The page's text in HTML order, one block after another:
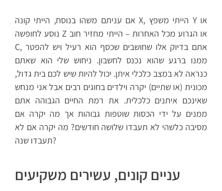
אם עניתם משהו בנוסח, הייתי קונה X, הייתי משפץ Y או
נוסע לחופשה Z או הגרוע מכל האחרות – הייתי מחזיר חוב
C, אתם בדיוק אלו שחושבים שכסף הוא רעיל ויש להפטר
ממנו ברגע שהוא נכנס לחשבון. ניחוש שלי הוא שאתם
כנראה לא במצב כלכלי איתן. יכול להיות שיש לכם בית גדול,
מכונית (או שתיים) יקרה וילדים בחוגים רבים אבל אני מנחש
שאינכם איתנים כלכלית. את רמת החיים הגבוהה אתם
ממנים על ידי הכסות שוטפות גבוהות אך מה יקרה אם
מסיבה כלשהי לא תעבדו שלושה חודשים? מה יקרה אם לא
תעבדו שנה?
עניים קונים, עשירים משקיעים